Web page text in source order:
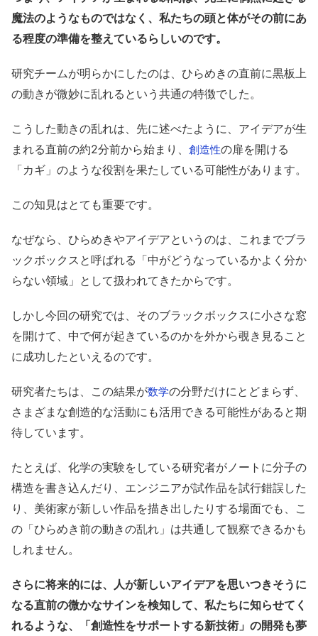
魔法のようなものではなく、私たちの頭と体がその前にあ
る程度の準備を整えているらしいのです。
研究チームが明らかにしたのは、ひらめきの直前に黒板上
の動きが微妙に乱れるという共通の特徴でした。
こうした動きの乱れは、先に述べたように、アイデアが生
まれる直前の約2分前から始まり、 創造性の扉を開ける
「カギ」のような役割を果たしている可能性があります。
この知見はとても重要です。
なぜなら、ひらめきやアイデアというのは、これまでブラ
ックボックスと呼ばれる「中がどうなっているかよく分か
らない領域」として扱われてきたからです。
しかし今回の研究では、そのブラックボックスに小さな窓
を開けて、中で何が起きているのかを外から覗き見ること
に成功したといえるのです。
研究者たちは、この結果が数学の分野だけにとどまらず、
さまざまな創造的な活動にも活用できる可能性があると期
待しています。
たとえば、化学の実験をしている研究者がノートに分子の
構造を書き込んだり、エンジニアが試作品を試行錯誤した
り、美術家が新しい作品を描き出したりする場面でも、こ
の「ひらめき前の動きの乱れ」は共通して観察できるかも
しれません。
さらに将来的には、人が新しいアイデアを思いつきそうに
なる直前の微かなサインを検知して、私たちに知らせてく
れるような、「創造性をサポートする新技術」の開発も夢